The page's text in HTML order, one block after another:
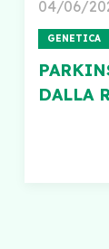
04/06/
GENETICA
DALLA